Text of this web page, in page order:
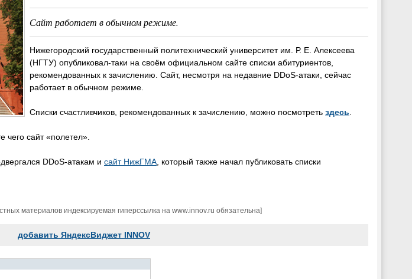
Сайт работает в обычном режиме.
Нижегородский государственный политехнический университет им. Р. Е. Алексеева
(НГТУ) опубликовал-таки на своём официальном сайте списки абитуриентов,
рекомендованных к зачислению. Сайт, несмотря на недавние DDoS-атаки, сейчас
работает в обычном режиме.
Списки счастливчиков, рекомендованных к зачислению, можно посмотреть здесь
чего сайт «полетел».
DDoS-атакам и сайт НижГМА , который также начал публиковать списки
материалов индексируемая гиперссылка на www.innov.ru обязательна]
добавить ЯндексВиджет INNOV